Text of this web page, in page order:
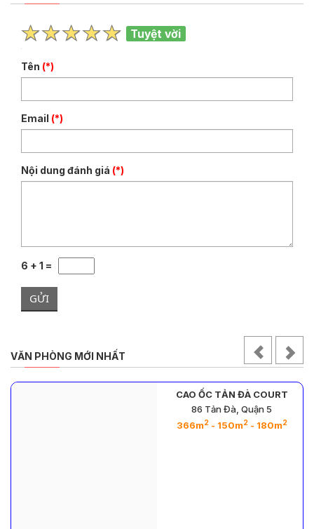
Tuyệt vời
Tên (*)
Email (*)
Nội dung đánh giá (*)
6 + 1 =
GỬI
VĂN PHÒNG MỚI NHẤT
CAO ỐC TẢN ĐÀ COURT
86 Tản Đà, Quận 5
366m2- 150m2- 180m2